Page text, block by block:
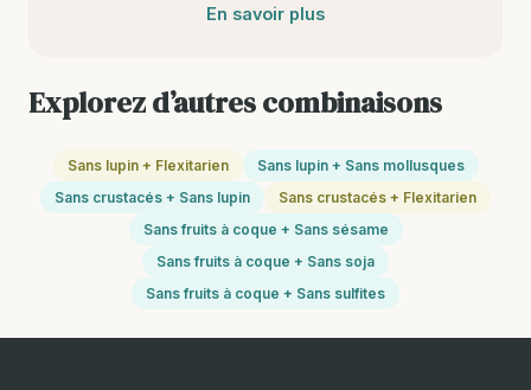
En savoir plus
Explorez d’autres combinaisons
Sans lupin + Flexitarien
Sans lupin + Sans mollusques
Sans crustacés + Sans lupin
Sans crustacés + Flexitarien
Sans fruits à coque + Sans sésame
Sans fruits à coque + Sans soja
Sans fruits à coque + Sans sulfites